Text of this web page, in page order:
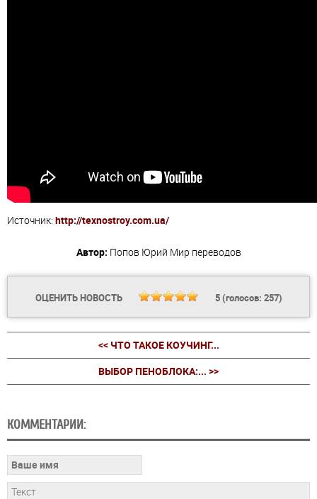
Источник: http://texnostroy.com.ua/
Автор: Попов Юрий Мир переводов
ОЦЕНИТЬ НОВОСТЬ 5(голосов: 257)
<< ЧТО ТАКОЕ КОУЧИНГ...
ВЫБОР ПЕНОБЛОКА:... >>
КОММЕНТАРИИ: